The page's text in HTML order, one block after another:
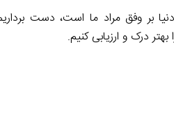
بر وفق مراد ما است، دست
درک و ارزیابی کنیم.